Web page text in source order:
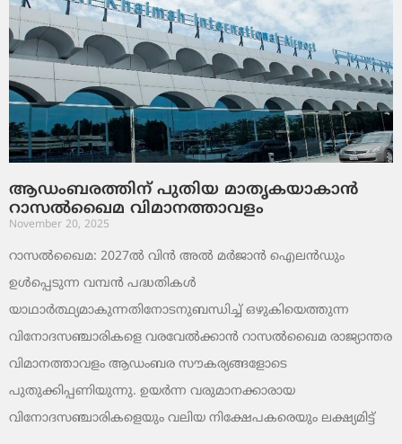
ആഡംബരത്തിന് പുതിയ മാതൃകയാകാൻ
റാസൽഖൈമ വിമാനത്താവളം
November 20, 2025
റാസൽഖൈമ: 2027ൽ വിൻ അൽ മർജാൻ ഐലൻഡും
ഉൾപ്പെടുന്ന വമ്പൻ പദ്ധതികൾ
യാഥാർത്ഥ്യമാകുന്നതിനോടനുബന്ധിച്ച് ഒഴുകിയെത്തുന്ന
വിനോദസഞ്ചാരികളെ വരവേൽക്കാൻ റാസൽഖൈമ രാജ്യാന്തര
വിമാനത്താവളം ആഡംബര സൗകര്യങ്ങളോടെ
പുതുക്കിപ്പണിയുന്നു. ഉയർന്ന വരുമാനക്കാരായ
വിനോദസഞ്ചാരികളെയും വലിയ നിക്ഷേപകരെയും ലക്ഷ്യമിട്ട്